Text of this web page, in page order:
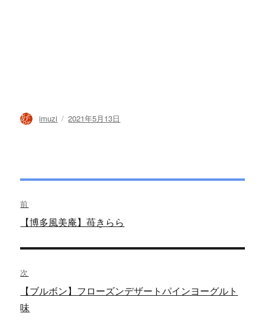
投
稿
imuzi 投
稿
2021年5月13日
稿
ナ
ビ
ゲ
ー
前
過
投
稿:
【博多風美庵】苺きらら
次
次
の
【ブルボン】フローズンデザートパインヨーグルト
味